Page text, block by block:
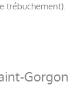
trébuchement).
Gorgon